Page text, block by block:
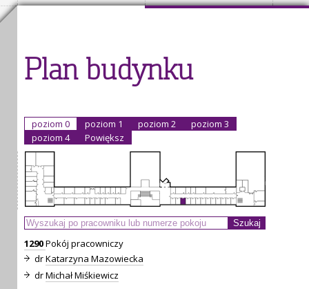
Plan budynku
poziom 0 poziom 1 poziom 2
poziom 3
poziom 4
Powiększ
1290Pokój pracowniczy
drKatarzyna Mazowiecka
drMichał Miśkiewicz